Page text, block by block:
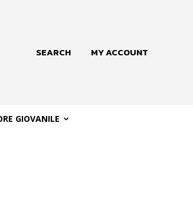
SEARCH MY ACCOUNT
GIOVANILE